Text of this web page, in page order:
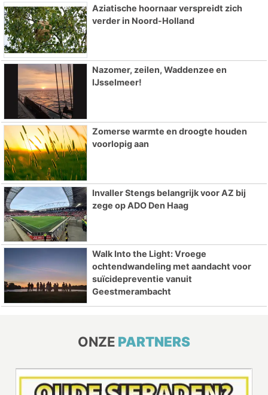
Aziatische hoornaar verspreidt zich
verder in Noord-Holland
Nazomer, zeilen, Waddenzee en
IJsselmeer!
Zomerse warmte en droogte houden
voorlopig aan
Invaller Stengs belangrijk voor AZ bij
zege op ADO Den Haag
Walk Into the Light: Vroege
ochtendwandeling met aandacht voor
suïcidepreventie vanuit
Geestmerambacht
ONZE PARTNERS